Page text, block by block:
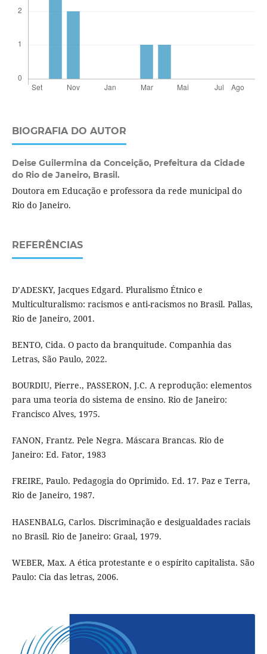
BIOGRAFIA DO AUTOR
Deise Guilermina da Conceição, Prefeitura da Cidade
do Rio de Janeiro, Brasil.
Doutora em Educação e professora da rede municipal do
Rio do Janeiro.
REFERÊNCIAS
D’ADESKY, Jacques Edgard. Pluralismo Étnico e
Multiculturalismo: racismos e anti-racismos no Brasil. Pallas,
Rio de Janeiro, 2001.
BENTO, Cida. O pacto da branquitude. Companhia das
Letras, São Paulo, 2022.
BOURDIU, Pierre., PASSERON, J.C. A reprodução: elementos
para uma teoria do sistema de ensino. Rio de Janeiro:
Francisco Alves, 1975.
FANON, Frantz. Pele Negra. Máscara Brancas. Rio de
Janeiro: Ed. Fator, 1983
FREIRE, Paulo. Pedagogia do Oprimido. Ed. 17. Paz e Terra,
Rio de Janeiro, 1987.
HASENBALG, Carlos. Discriminação e desigualdades raciais
no Brasil. Rio de Janeiro: Graal, 1979.
WEBER, Max. A ética protestante e o espírito capitalista. São
Paulo: Cia das letras, 2006.